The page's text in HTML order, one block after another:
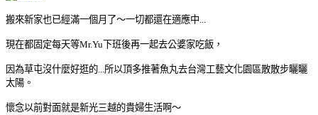
搬來新家也已經滿一個月了～一切都還在適應中...
現在都固定每天等Mr.Yu下班後再一起去公婆家吃飯，
因為草屯沒什麼好逛的...所以頂多推著魚丸去台灣工藝文化園區散散步曬曬
太陽。
懷念以前對面就是新光三越的貴婦生活啊～